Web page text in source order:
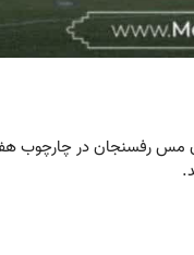
رفسنجان در چارچوب